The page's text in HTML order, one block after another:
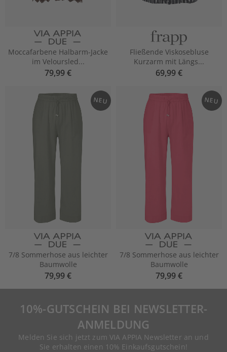
Moccafarbene Halbarm-Jacke
im Veloursled...
79,99 €
Fließende Viskosebluse
Kurzarm mit Längs...
69,99 €
NEU
7/8 Sommerhose aus leichter
Baumwolle
79,99 €
NEU
7/8 Sommerhose aus leichter
Baumwolle
79,99 €
10%-GUTSCHEIN BEI NEWSLETTER-
ANMELDUNG
Melden Sie sich jetzt zum VIA APPIA Newsletter an und
Sie erhalten einen 10% Einkaufsgutschein!